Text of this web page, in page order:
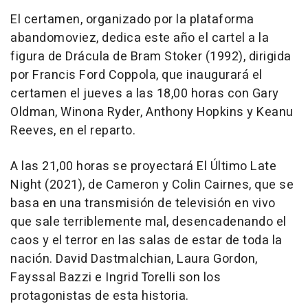
El certamen, organizado por la plataforma
abandomoviez, dedica este año el cartel a la
figura de Drácula de Bram Stoker (1992), dirigida
por Francis Ford Coppola, que inaugurará el
certamen el jueves a las 18,00 horas con Gary
Oldman, Winona Ryder, Anthony Hopkins y Keanu
Reeves, en el reparto.
A las 21,00 horas se proyectará El Último Late
Night (2021), de Cameron y Colin Cairnes, que se
basa en una transmisión de televisión en vivo
que sale terriblemente mal, desencadenando el
caos y el terror en las salas de estar de toda la
nación. David Dastmalchian, Laura Gordon,
Fayssal Bazzi e Ingrid Torelli son los
protagonistas de esta historia.